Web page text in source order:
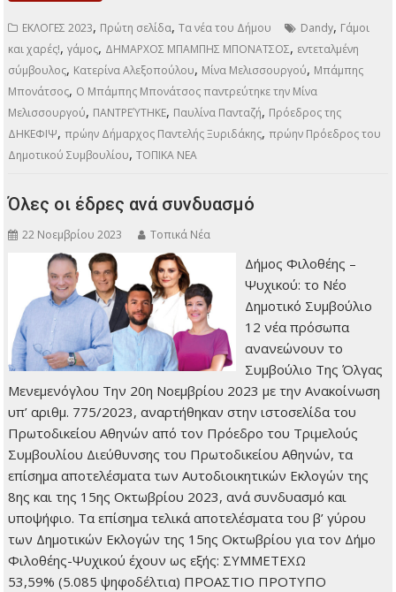
ΕΚΛΟΓΕΣ 2023, Πρώτη σελίδα,Τα νέα του Δήμου Dandy, Γάμοι
και χαρές!,γάμος, ΔΗΜΑΡΧΟΣ ΜΠΑΜΠΗΣ ΜΠΟΝΑΤΣΟΣ, εντεταλμένη
σύμβουλος, Κατερίνα Αλεξοπούλου, Μίνα Μελισσουργού, Μπάμπης
Μπονάτσος, Ο Μπάμπης Μπονάτσος παντρεύτηκε την Μίνα
Μελισσουργού, ΠΑΝΤΡΕΎΤΗΚΕ, Παυλίνα Πανταζή, Πρόεδρος της
ΔΗΚΕΦΙΨ,πρώην Δήμαρχος Παντελής Ξυριδάκης,πρώην Πρόεδρος του
Δημοτικού Συμβουλίου,ΤΟΠΙΚΑ ΝΕΑ
Όλες οι έδρες ανά συνδυασμό
22 Νοεμβρίου 2023 Τοπικά Νέα
Δήμος Φιλοθέης –
Ψυχικού: το Νέο
Δημοτικό Συμβούλιο
12 νέα πρόσωπα
ανανεώνουν το
Συμβούλιο Της Όλγας
Μενεμενόγλου Την 20η Νοεμβρίου 2023 με την Ανακοίνωση
υπ’ αριθμ. 775/2023, αναρτήθηκαν στην ιστοσελίδα του
Πρωτοδικείου Αθηνών από τον Πρόεδρο του Τριμελούς
Συμβουλίου Διεύθυνσης του Πρωτοδικείου Αθηνών, τα
επίσημα αποτελέσματα των Αυτοδιοικητικών Εκλογών της
8ης και της 15ης Οκτωβρίου 2023, ανά συνδυασμό και
υποψήφιο. Τα επίσημα τελικά αποτελέσματα του β’ γύρου
των Δημοτικών Εκλογών της 15ης Οκτωβρίου για τον Δήμο
Φιλοθέης-Ψυχικού έχουν ως εξής: ΣΥΜΜΕΤΕΧΩ
53,59% (5.085 ψηφοδέλτια) ΠΡΟΑΣΤΙΟ ΠΡΟΤΥΠΟ